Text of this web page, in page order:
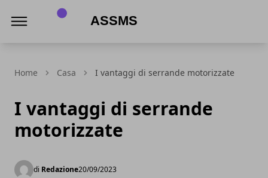
Home Casa I vantaggi di serrande motorizzate
I vantaggi di serrande
motorizzate
di Redazione20/09/2023